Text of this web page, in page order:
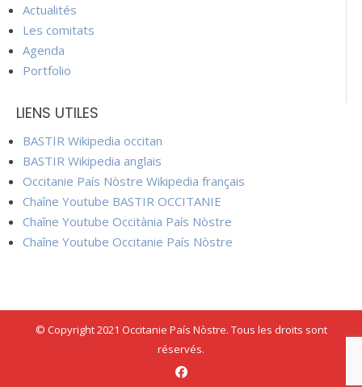
Actualités
Les comitats
Agenda
Portfolio
LIENS UTILES
BASTIR Wikipedia occitan
BASTIR Wikipedia anglais
Occitanie País Nòstre Wikipedia français
Chaîne Youtube BASTIR OCCITANIE
Chaîne Youtube Occitània País Nòstre
Chaîne Youtube Occitanie País Nòstre
© Copyright 2021 Occitanie País Nòstre. Tous les droits sont
réservés.